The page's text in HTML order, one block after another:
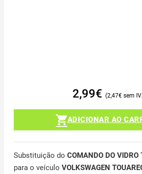
2,99€ 2,47€
ADICIONAR AO
Substituição do COMANDO DO VIDRO
para o veículo VOLKSWAGEN